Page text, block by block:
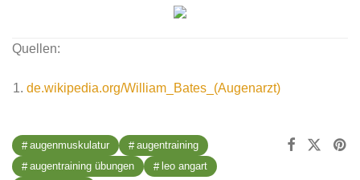
Quellen:
de.wikipedia.org/William_Bates_(Augenarzt)
augenmuskulatur
augentraining
augentraining übungen
leo angart